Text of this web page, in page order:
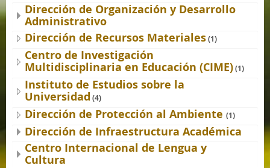
Dirección de Organización y Desarrollo
Administrativo
Dirección de Recursos Materiales(1)
Centro de Investigación
Multidisciplinaria en Educación (CIME)(1)
Instituto de Estudios sobre la
Universidad (4)
Dirección de Protección al Ambiente (1)
Dirección de Infraestructura Académica
Centro Internacional de Lengua y
Cultura